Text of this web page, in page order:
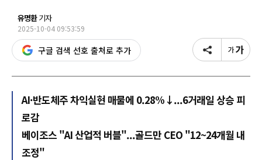
유명환기자
2025-10-04 09:53:59
구글 검색 선호 출처로 추가
AI·반도체주 차익실현 매물에 0.28%↓...6거래일 상승 피
로감
베이조스 "AI 산업적 버블"...골드만 CEO "12~24개월 내
조정"